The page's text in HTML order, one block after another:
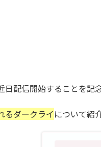
日配信開始することを記
るダークライについて紹